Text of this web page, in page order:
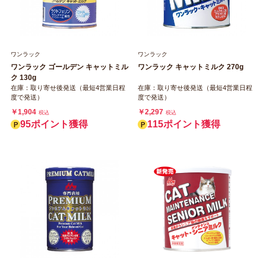
ワンラック
ワンラック ゴールデン キャットミル
ク 130g
在庫：取り寄せ後発送（最短4営業日程
度で発送）
￥1,904 税込
95ポイント獲得
ワンラック
ワンラック キャットミルク 270g
在庫：取り寄せ後発送（最短4営業日程
度で発送）
￥2,297 税込
115ポイント獲得